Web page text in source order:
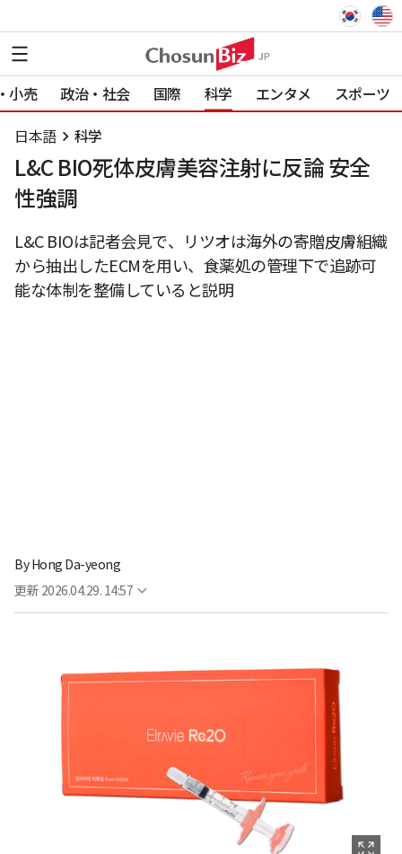
小売 政治・社会 国際 科学 エンタメ スポーツ
日本語 科学
L&C BIO死体皮膚美容注射に反論 安全
性強調
L&C BIOは記者会見で、リツオは海外の寄贈皮膚組織
から抽出したECMを用い、食薬処の管理下で追跡可
能な体制を整備していると説明
By Hong Da-yeong
更新 2026.04.29. 14:57